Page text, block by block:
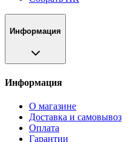
Информация
Информация
О магазине
Доставка и самовывоз
Оплата
Гарантии